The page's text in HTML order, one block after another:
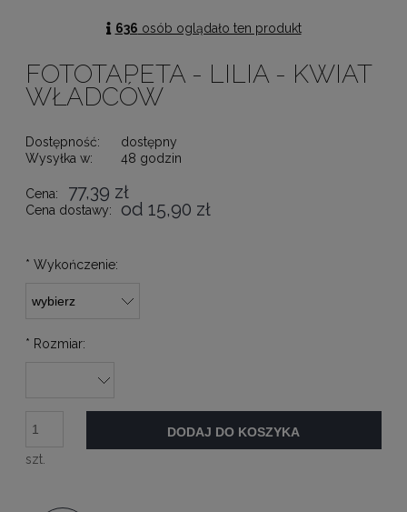
636 osób oglądało ten produkt
FOTOTAPETA - LILIA - KWIAT
WŁADCÓW
Dostępność:
dostępny
Wysyłka w:
48 godzin
Cena: 77,39 zł
Cena dostawy: od 15,90 zł
* Wykończenie:
* Rozmiar:
szt.
DODAJ DO KOSZYKA